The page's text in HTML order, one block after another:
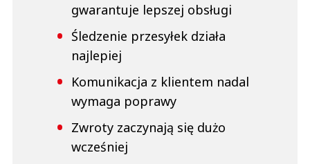
gwarantuje lepszej obsługi
Śledzenie przesyłek działa
najlepiej
Komunikacja z klientem nadal
wymaga poprawy
Zwroty zaczynają się dużo
wcześniej